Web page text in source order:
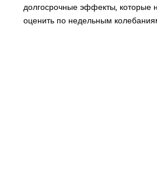
долгосрочные эффекты, которые
оценить по недельным